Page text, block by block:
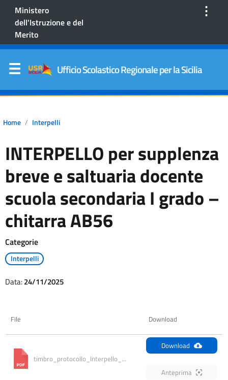
Ministero
dell'Istruzione e del
Merito
⋮
Ufficio Scolastico Regionale per la Sicilia
Home Interpelli
INTERPELLO per supplenza
breve e saltuaria docente
scuola secondaria I grado –
chitarra AB56
Categorie
Interpelli
Data:24/11/2025
File Download
timbro_protocollo_Interpello_chitarra.pades
Download
Anteprima